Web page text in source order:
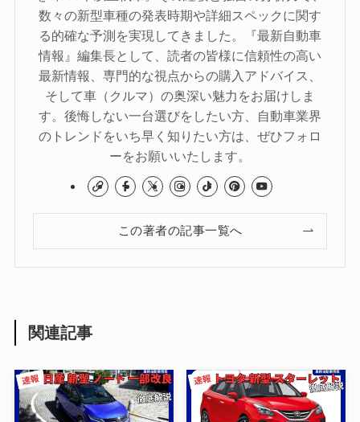
数々の新型車種の発表時期や詳細スペックに関す
る的確な予測を実現してきました。『最新自動車
情報』編集長として、読者の皆様に信頼性の高い
最新情報、専門的な視点からの購入アドバイス、
そして車（クルマ）の奥深い魅力をお届けしま
す。後悔しない一台選びをしたい方、自動車業界
のトレンドをいち早く知りたい方は、ぜひフォロ
ーをお願いいたします。
この著者の記事一覧へ
関連記事